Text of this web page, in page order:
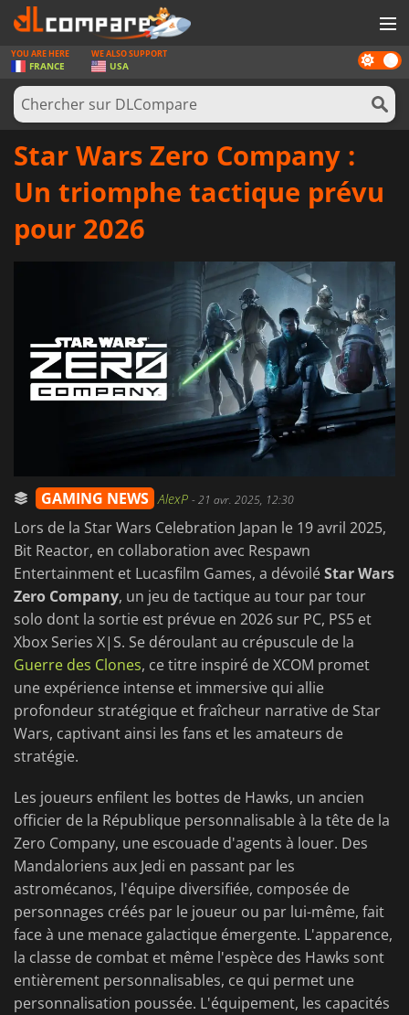
JEUX
CARTES PRÉPAYÉES
LOGICIELS
NEWS
SE CONNECTER OU S'INSCRIRE
Dark
mode
YOU ARE HERE
FRANCE
WE ALSO SUPPORT
USA
Star Wars Zero Company :
Un triomphe tactique prévu
pour 2026
GAMING NEWS AlexP -21 avr. 2025, 12:30
Lors de la Star Wars Celebration Japan le 19 avril 2025,
Bit Reactor, en collaboration avec Respawn
Entertainment et Lucasfilm Games, a dévoiléStar Wars
Zero Company, un jeu de tactique au tour par tour
solo dont la sortie est prévue en 2026 sur PC, PS5 et
Xbox Series X|S. Se déroulant au crépuscule de la
Guerre des Clones, ce titre inspiré de XCOM promet
une expérience intense et immersive qui allie
profondeur stratégique et fraîcheur narrative de Star
Wars, captivant ainsi les fans et les amateurs de
stratégie.
Les joueurs enfilent les bottes de Hawks, un ancien
officier de la République personnalisable à la tête de la
Zero Company, une escouade d'agents à louer. Des
Mandaloriens aux Jedi en passant par les
astromécanos, l'équipe diversifiée, composée de
personnages créés par le joueur ou par lui-même, fait
face à une menace galactique émergente. L'apparence,
la classe de combat et même l'espèce des Hawks sont
entièrement personnalisables, ce qui permet une
personnalisation poussée. L'équipement, les capacités